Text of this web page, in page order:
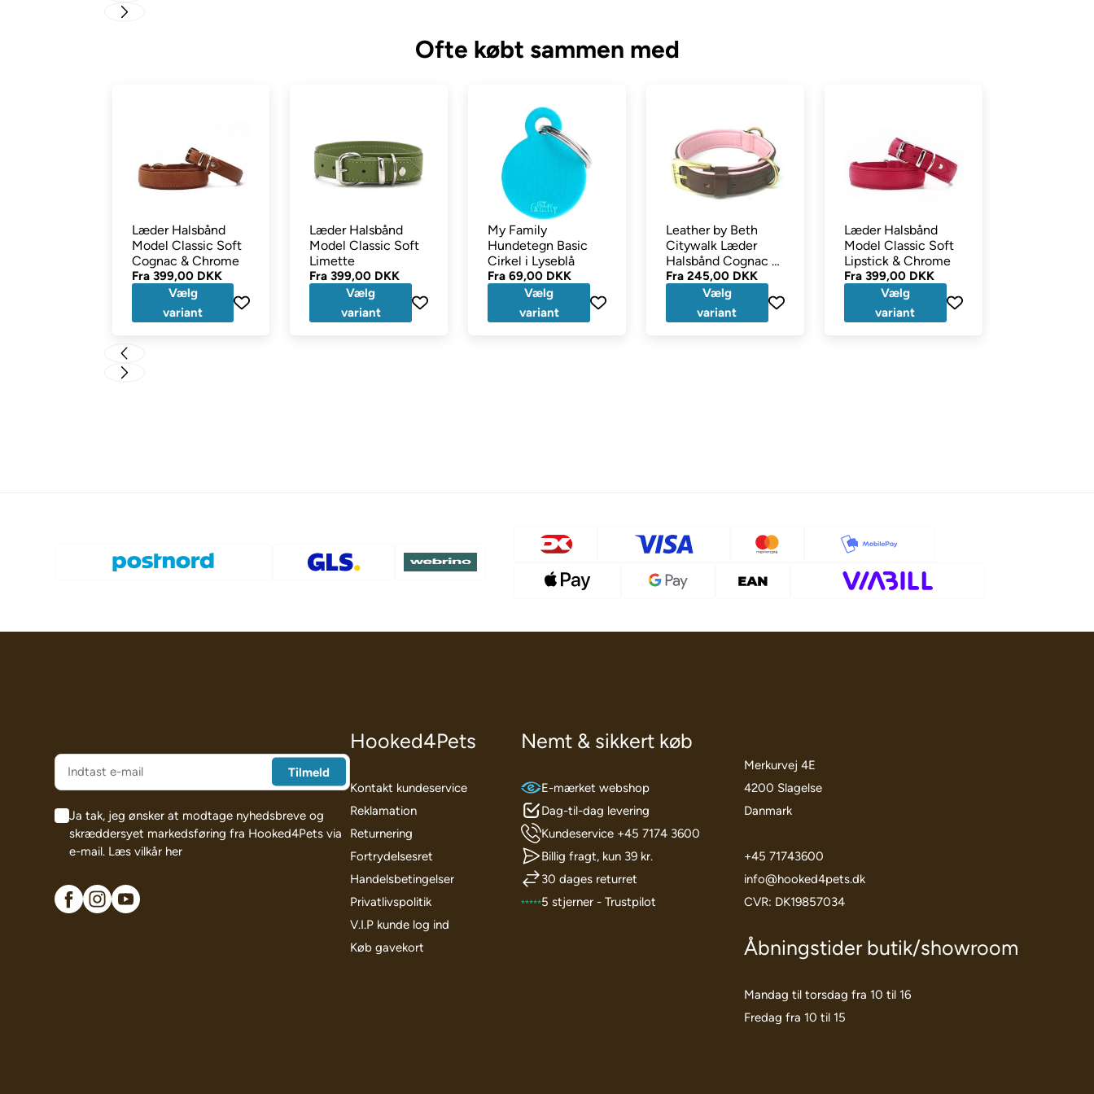
Ofte købt sammen med
Læder Halsbånd
Model Classic Soft
Cognac & Chrome
Fra 399,00 DKK
Vælg
variant
Læder Halsbånd
Model Classic Soft
Limette
Fra399,00 DKK
Vælg
variant
My Family
Hundetegn Basic
Cirkel i Lyseblå
Fra69,00 DKK
Vælg
variant
Leather by Beth
Citywalk Læder
Halsbånd Cognac &
Rosa
Fra245,00 DKK
Vælg
variant
Læder Halsbånd
Model Classic Soft
Lipstick & Chrome
Fra 399,00 DKK
Vælg
variant
Ja tak, jeg ønsker at modtage nyhedsbreve og
skræddersyet markedsføring fra Hooked4Pets via
e-mail. Læs vilkår her
Hooked4Pets
Kontakt kundeservice
Reklamation
Returnering
Fortrydelsesret
Handelsbetingelser
Privatlivspolitik
V.I.P kunde log ind
Køb gavekort
Nemt & sikkert køb
E-mærket webshop
Dag-til-dag levering
Kundeservice +45 7174 3600
Billig fragt, kun 39 kr.
30 dages returret
5 stjerner - Trustpilot
Merkurvej 4E
4200 Slagelse
Danmark
+45 71743600
info@hooked4pets.dk
CVR: DK19857034
Åbningstider butik/showroom
Mandag til torsdag fra 10 til 16
Fredag fra 10 til 15